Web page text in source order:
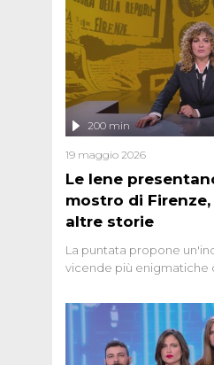
Le Iene
mostro di
altre storie
200 min
19 maggio 2026
La puntata propone
vicende più enigmatiche
seriale responsabile di
gli anni '90 e il 2000 che,
potrebbe essere ancora
affronta inoltre le zone